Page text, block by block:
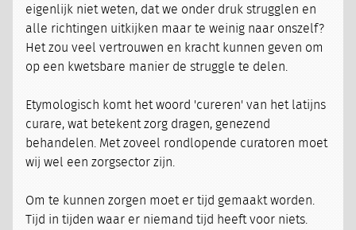
eigenlijk niet weten, dat we onder druk strugglen en
alle richtingen uitkijken maar te weinig naar onszelf?
Het zou veel vertrouwen en kracht kunnen geven om
op een kwetsbare manier de struggle te delen.
Etymologisch komt het woord 'cureren' van het latijns
curare, wat betekent zorg dragen, genezend
behandelen. Met zoveel rondlopende curatoren moet
wij wel een zorgsector zijn.
Om te kunnen zorgen moet er tijd gemaakt worden.
Tijd in tijden waar er niemand tijd heeft voor niets.